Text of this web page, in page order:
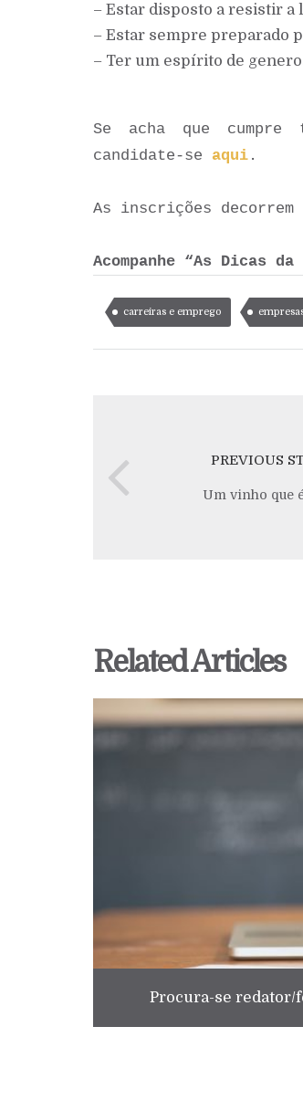
– Estar disposto a resistir a
– Estar sempre preparado
– Ter um espírito de
Se acha que
candidate-se aqui .
As inscrições decorrem
Acompanhe “As Dicas da
carreiras e emprego
PREVIOUS
Um vinho que
Related Articles
Procura-se redator/